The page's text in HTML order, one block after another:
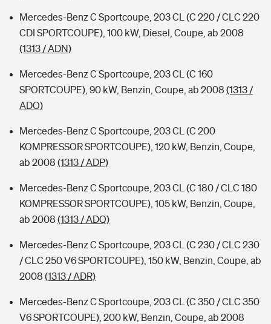
Mercedes-Benz C Sportcoupe, 203 CL (C 220 / CLC 220
CDI SPORTCOUPE), 100 kW, Diesel, Coupe, ab 2008
(1313 / ADN)
Mercedes-Benz C Sportcoupe, 203 CL (C 160
SPORTCOUPE), 90 kW, Benzin, Coupe, ab 2008 (1313 /
ADO)
Mercedes-Benz C Sportcoupe, 203 CL (C 200
KOMPRESSOR SPORTCOUPE), 120 kW, Benzin, Coupe,
ab 2008 (1313 / ADP)
Mercedes-Benz C Sportcoupe, 203 CL (C 180 / CLC 180
KOMPRESSOR SPORTCOUPE), 105 kW, Benzin, Coupe,
ab 2008 (1313 / ADQ)
Mercedes-Benz C Sportcoupe, 203 CL (C 230 / CLC 230
/ CLC 250 V6 SPORTCOUPE), 150 kW, Benzin, Coupe, ab
2008 (1313 / ADR)
Mercedes-Benz C Sportcoupe, 203 CL (C 350 / CLC 350
V6 SPORTCOUPE), 200 kW, Benzin, Coupe, ab 2008